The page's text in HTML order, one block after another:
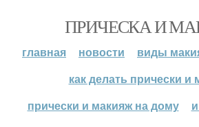
ПРИЧЕСКА И
главная новости
виды
как делать прически и
прически и макияж на дому